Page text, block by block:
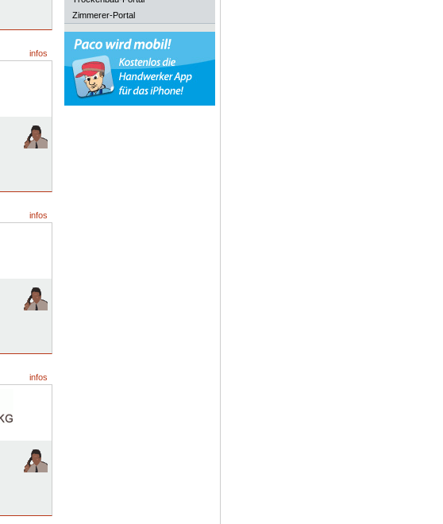
infos
infos
infos
Zimmerer-Portal